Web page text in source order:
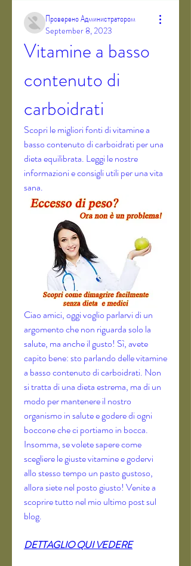
Проверено Администратором
September 8, 2023
Vitamine a basso
contenuto di
carboidrati
Scopri le migliori fonti di vitamine a
basso contenuto di carboidrati per una
dieta equilibrata. Leggi le nostre
informazioni e consigli utili per una vita
sana.
Ciao amici, oggi voglio parlarvi di un
argomento che non riguarda solo la
salute, ma anche il gusto! Sì, avete
capito bene: sto parlando delle vitamine
a basso contenuto di carboidrati. Non
si tratta di una dieta estrema, ma di un
modo per mantenere il nostro
organismo in salute e godere di ogni
boccone che ci portiamo in bocca.
Insomma, se volete sapere come
scegliere le giuste vitamine e godervi
allo stesso tempo un pasto gustoso,
allora siete nel posto giusto! Venite a
scoprire tutto nel mio ultimo post sul
blog.
DETTAGLIO QUI VEDERE